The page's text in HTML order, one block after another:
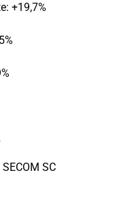
+19,7%
SC